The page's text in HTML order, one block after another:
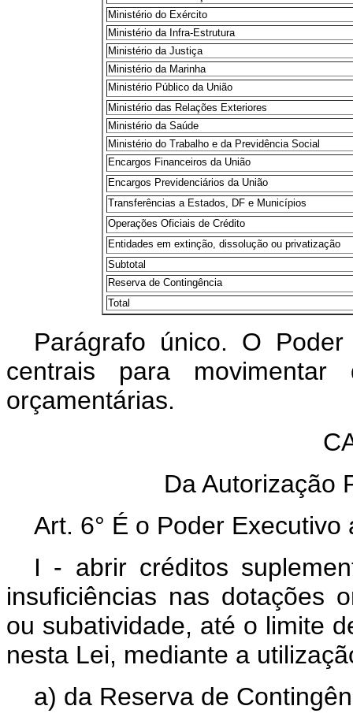
Ministério do Exército
Ministério da Infra-Estrutura
Ministério da Justiça
Ministério da Marinha
Ministério Público da União
Ministério das Relações Exteriores
Ministério da Saúde
Ministério do Trabalho e da Previdência Social
Encargos Financeiros da União
Encargos Previdenciários da União
Transferências a Estados, DF e Municípios
Operações Oficiais de Crédito
Entidades em extinção, dissolução ou privatização
Subtotal
Reserva de Contingência
Total
Parágrafo único. O
centrais para movimentar
orçamentárias.
Da Autorização
Art. 6° É o Poder Executivo
I - abrir créditos
insuficiências nas dotações
ou subatividade, até o limite
nesta Lei, mediante a
a) da Reserva de